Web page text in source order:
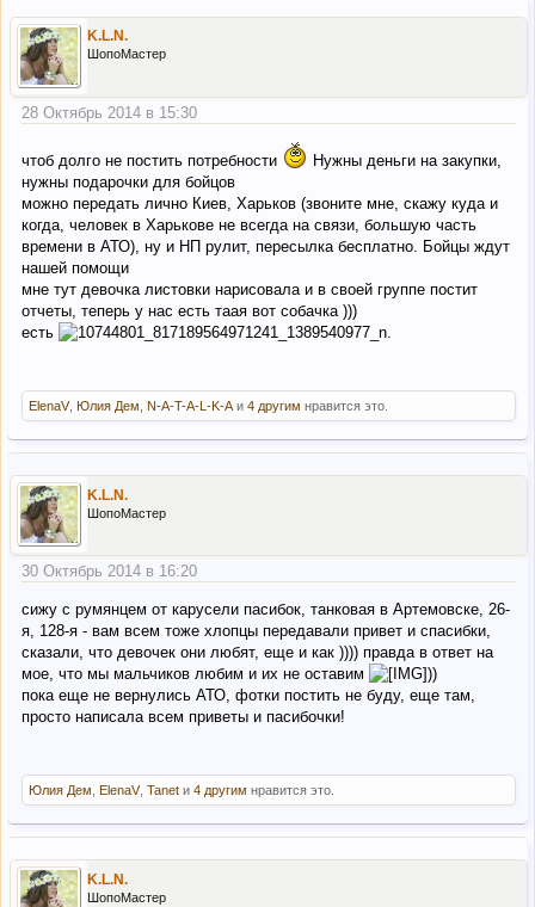
K.L.N.
ШопоМастер
28 Октябрь 2014 в 15:30
чтоб долго не постить потребности
Нужны деньги на закупки,
нужны подарочки для бойцов
можно передать лично Киев, Харьков (звоните мне, скажу куда и
когда, человек в Харькове не всегда на связи, большую часть
времени в АТО), ну и НП рулит, пересылка бесплатно. Бойцы ждут
нашей помощи
мне тут девочка листовки нарисовала и в своей группе постит
отчеты, теперь у нас есть таая вот собачка )))
есть
ElenaV, Юлия Дем N-A-T-A-L-K-A и 4 другим нравится это.
K.L.N.
ШопоМастер
30 Октябрь 2014 в 16:20
сижу с румянцем от карусели пасибок, танковая в Артемовске, 26-
я, 128-я - вам всем тоже хлопцы передавали привет и спасибки,
сказали, что девочек они любят, еще и как )))) правда в ответ на
мое, что мы мальчиков любим и их не оставим
))
пока еще не вернулись АТО, фотки постить не буду, еще там,
просто написала всем приветы и пасибочки!
Юлия Дем, ElenaV, Tanet и 4 другим нравится это.
K.L.N.
ШопоМастер